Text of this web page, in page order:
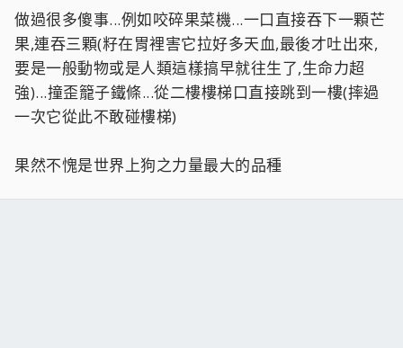
做過很多傻事...例如咬碎果菜機...一口直接吞下一顆芒
果,連吞三顆(籽在胃裡害它拉好多天血,最後才吐出來,
要是一般動物或是人類這樣搞早就往生了,生命力超
強)...撞歪籠子鐵條...從二樓樓梯口直接跳到一樓(摔過
一次它從此不敢碰樓梯)
果然不愧是世界上狗之力量最大的品種